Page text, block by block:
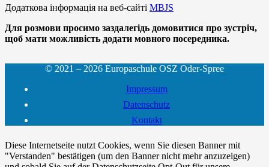
Додаткова інформація на веб-сайті MBJS
Для розмови просимо заздалегідь домовитися про зустріч,
щоб мати можливість додати мовного посередника.
© 2021 – 2026 Europaschule OSZ Oder-Spree
Impressum
Datenschutz
Kontakt
Diese Internetseite nutzt Cookies, wenn Sie diesen Banner mit
"Verstanden" bestätigen (um den Banner nicht mehr anzuzeigen)